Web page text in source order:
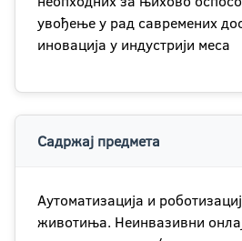
увођење у рад савремених
иновација у индустрији меса
Садржај предмета
Аутоматизација и
животиња. Неинвазивни